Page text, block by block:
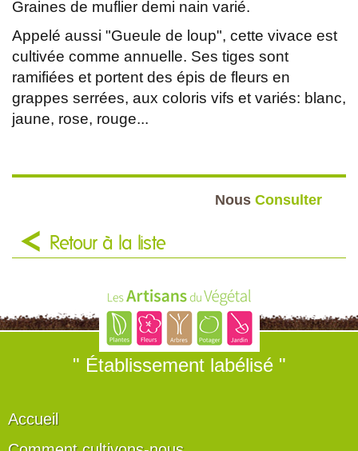
Graines de muflier demi nain varié.
Appelé aussi "Gueule de loup", cette vivace est
cultivée comme annuelle. Ses tiges sont
ramifiées et portent des épis de fleurs en
grappes serrées, aux coloris vifs et variés: blanc,
jaune, rose, rouge...
Nous Consulter
Retour à la liste
" Établissement labélisé "
Accueil